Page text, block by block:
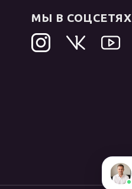
МЫ В СОЦСЕТЯХ